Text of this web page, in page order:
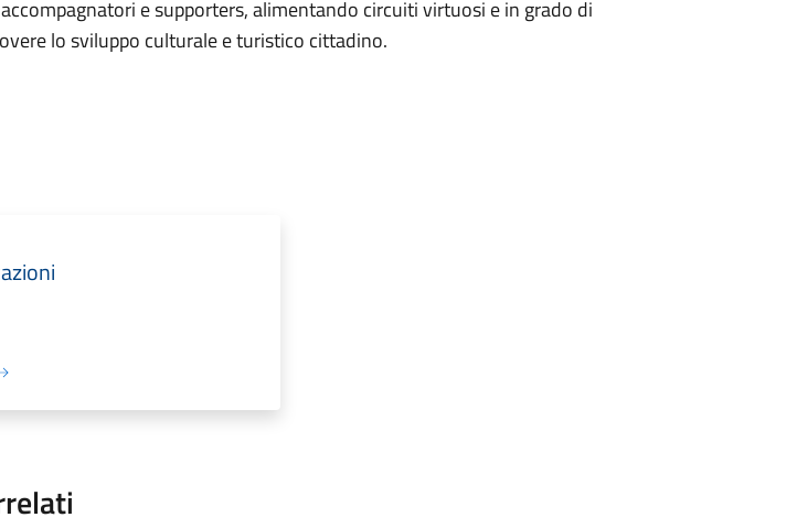
e supporters, alimentando circuiti virtuosi e in grado di
lo sviluppo culturale e turistico cittadino.